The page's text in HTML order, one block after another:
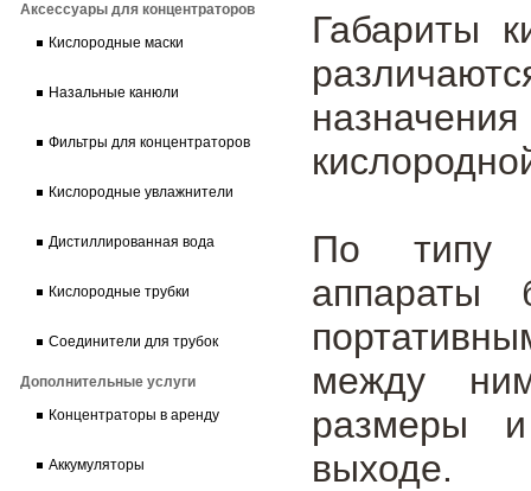
Аксессуары для концентраторов
Кислородные маски
Назальные канюли
Фильтры для концентраторов
Кислородные увлажнители
Дистиллированная вода
Кислородные трубки
Соединители для трубок
Дополнительные услуги
Концентраторы в аренду
Аккумуляторы
Габариты
По типу
аппараты
между
размеры
выходе.